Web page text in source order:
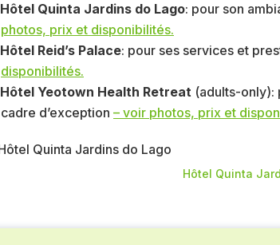
Hôtel Quinta Jardins do Lago: pour son
photos, prix et disponibilités.
Hôtel Reid’s Palace: pour ses services et
disponibilités.
Hôtel Yeotown Health Retreat (adults-only):
cadre d’exception – voir photos, prix et
Hôtel Quinta